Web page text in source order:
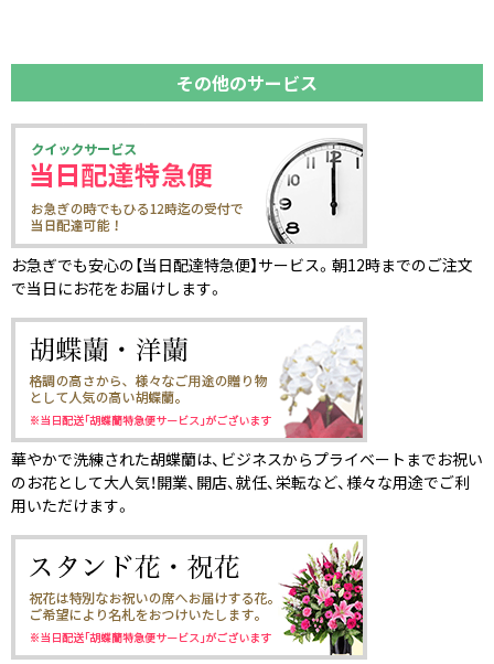
その他のサービス
お急ぎでも安心の【当日配達特急便】サービス。朝12時までのご注文
で当日にお花をお届けします。
華やかで洗練された胡蝶蘭は、ビジネスからプライベートまでお祝い
のお花として大人気！開業、開店、就任、栄転など、様々な用途でご利
用いただけます。